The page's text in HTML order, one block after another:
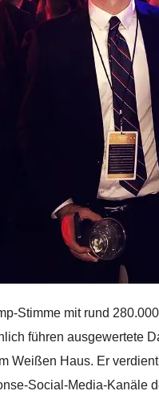
Stimme mit rund
führen ausgewertete
Weißen Haus. Er
Social-Media-Kanäle